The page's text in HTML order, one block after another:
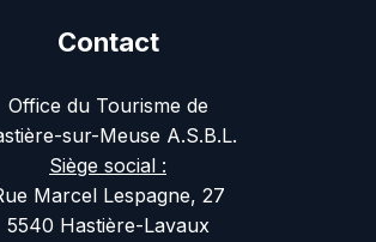
Contact
Office du Tourisme de
sur-Meuse A.S.B.L.
Siège social :
Marcel Lespagne, 27
5540 Hastière-Lavaux